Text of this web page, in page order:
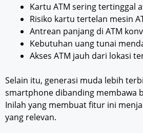
Kartu ATM sering tertinggal
Risiko kartu tertelan mesin
Antrean panjang di ATM
Kebutuhan uang tunai
Akses ATM jauh dari lokasi
Selain itu, generasi muda lebih
smartphone dibanding membawa
Inilah yang membuat fitur ini
yang relevan.